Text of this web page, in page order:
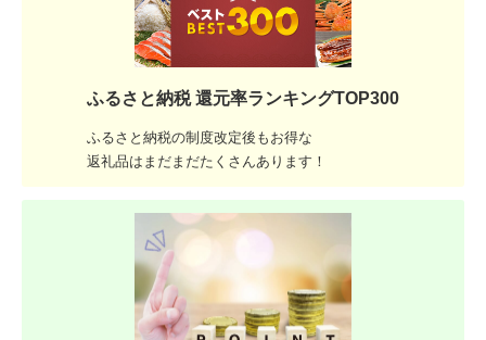
ふるさと納税 還元率ランキングTOP300
ふるさと納税の制度改定後もお得な
返礼品はまだまだたくさんあります！